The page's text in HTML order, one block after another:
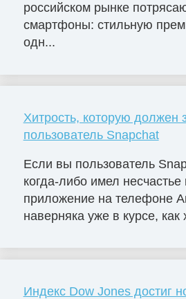
российском рынке
смартфоны: стильную
одн...
Хитрость, которую должен
пользователь Snapchat
Если вы пользователь
когда-либо имел несчастье
приложение на телефоне
наверняка уже в курсе, как
Индекс Dow Jones достиг